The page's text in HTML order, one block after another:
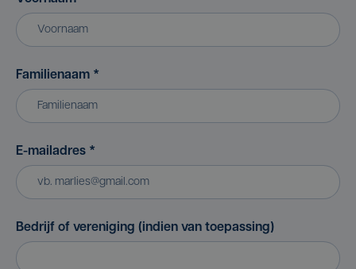
Familienaam *
E-mailadres *
Bedrijf of vereniging (indien van toepassing)